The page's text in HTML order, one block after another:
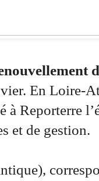
En Loire-
à Reporterre
et de gestion.